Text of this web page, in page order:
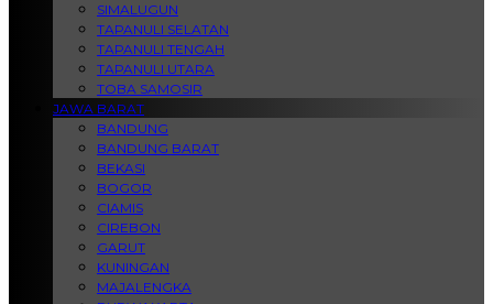
SIMALUGUN
TAPANULI SELATAN
TAPANULI TENGAH
TAPANULI UTARA
TOBA SAMOSIR
JAWA BARAT
BANDUNG
BANDUNG BARAT
BEKASI
BOGOR
CIAMIS
CIREBON
GARUT
KUNINGAN
MAJALENGKA